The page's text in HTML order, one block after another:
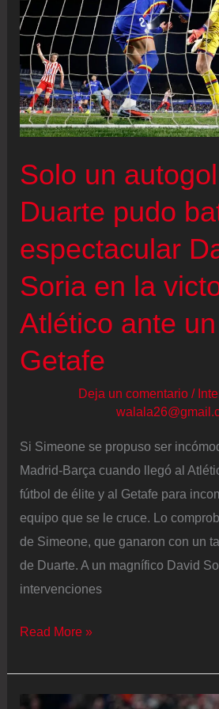
Sorloth
adelanta
al
Atlético
Solo un
Duarte pudo
espectacular
Soria en la
Atlético ante
Getafe
Deja un comentario /
Si Simeone se propuso ser
Madrid-Barça cuando llegó al
fútbol de élite y al Getafe para
equipo que se le cruce. Lo
de Simeone, que ganaron con un
de Duarte. A un magnífico David
intervenciones
Solo
autogol
de
Read More »